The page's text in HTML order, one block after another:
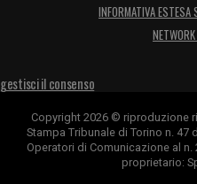
INFORMATIVA ESTESA
gestisci il consenso
Copyright 2026 © riproduzione
Stampa Tribunale di Torino n.
Operatori di Comunicazione al n.
proprietario: